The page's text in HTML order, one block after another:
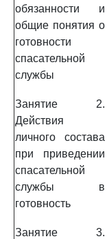
обязанности и
общие понятия о
готовности
спасательной
службы
Занятие 2.
Действия
личного состава
при приведении
спасательной
службы в
готовность
Занятие 3.